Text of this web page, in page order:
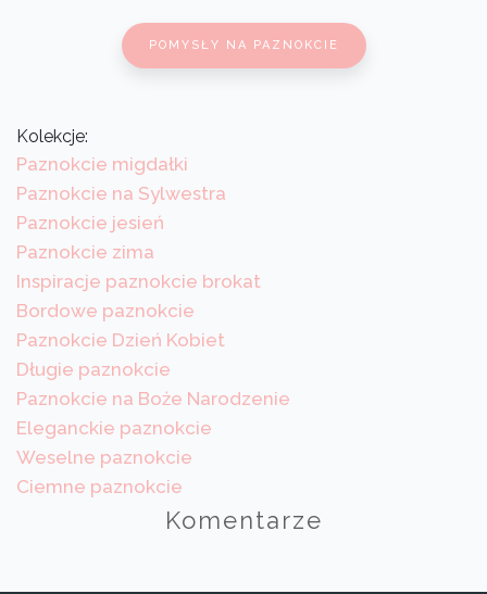
POMYSŁY NA PAZNOKCIE
Kolekcje:
Paznokcie migdałki
Paznokcie na Sylwestra
Paznokcie jesień
Paznokcie zima
Inspiracje paznokcie brokat
Bordowe paznokcie
Paznokcie Dzień Kobiet
Długie paznokcie
Paznokcie na Boże Narodzenie
Eleganckie paznokcie
Weselne paznokcie
Ciemne paznokcie
Komentarze